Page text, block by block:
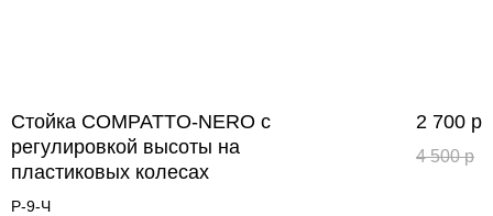
Стойка COMPATTO-NERO с
регулировкой высоты на
пластиковых колесах
Р-9-Ч
2 700 р
4 500р